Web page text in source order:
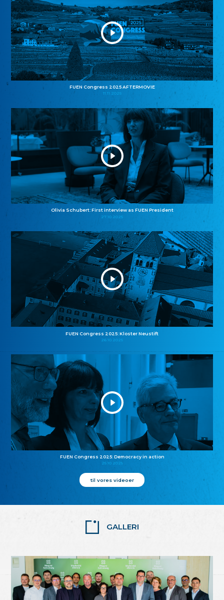
FUEN Congress 2025 AFTERMOVIE
11.11.2025
Olivia Schubert: First interview as FUEN President
27.10.2025
FUEN Congress 2025: Kloster Neustift
26.10.2025
FUEN Congress 2025: Democracy in action
25.10.2025
til vores videoer
GALLERI